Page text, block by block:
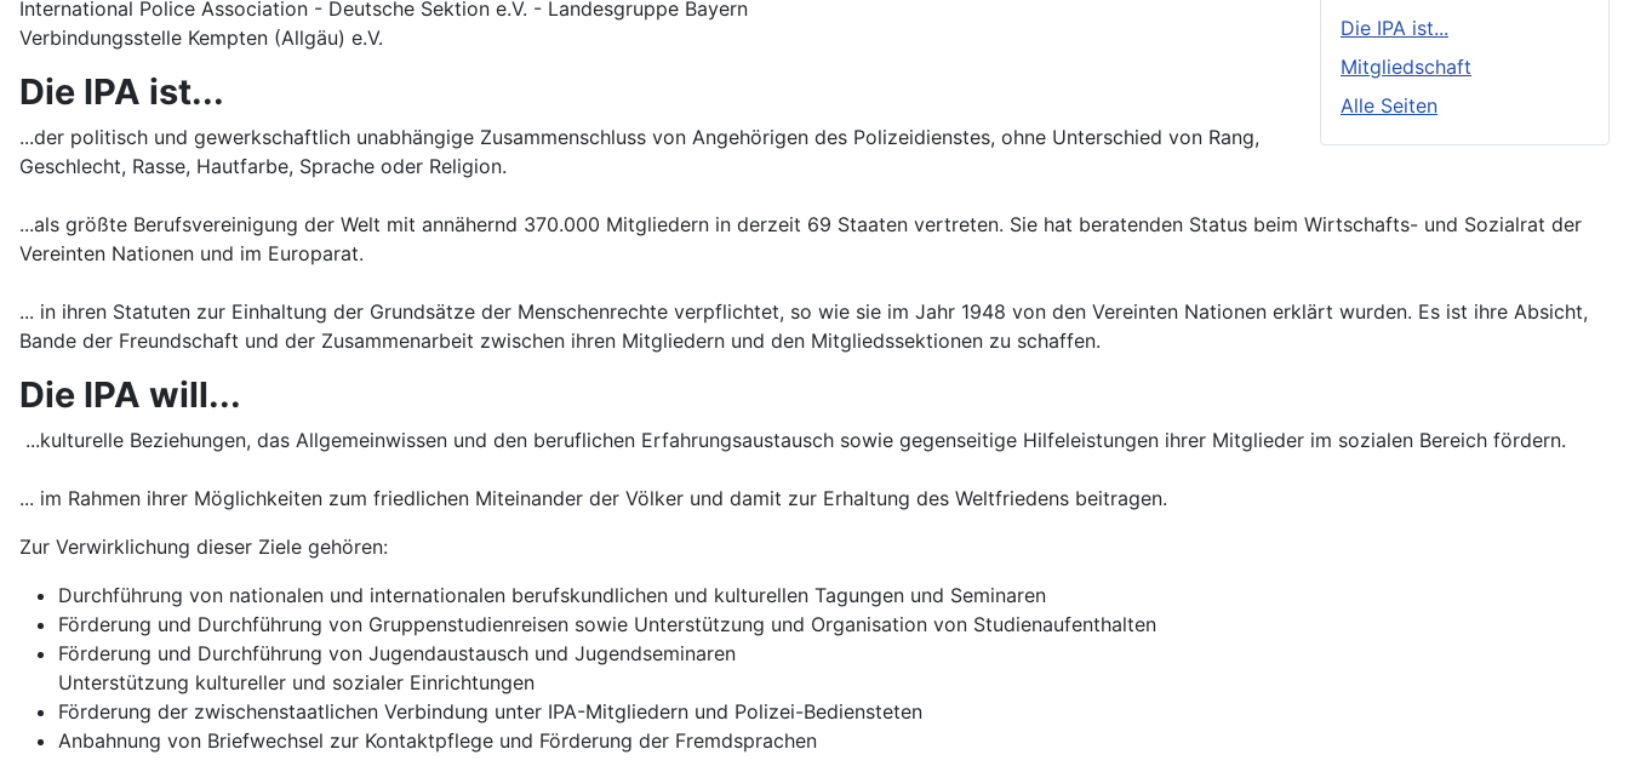
Die IPA ist...
Mitgliedschaft
Alle Seiten
International Police Association - Deutsche Sektion e.V. - Landesgruppe Bayern
Verbindungsstelle Kempten (Allgäu) e.V.
Die IPA ist...
...der politisch und gewerkschaftlich unabhängige Zusammenschluss von Angehörigen des Polizeidienstes, ohne Unterschied von Rang,
Geschlecht, Rasse, Hautfarbe, Sprache oder Religion.
...als größte Berufsvereinigung der Welt mit annähernd 370.000 Mitgliedern in derzeit 69 Staaten vertreten. Sie hat beratenden Status beim Wirtschafts- und Sozialrat der
Vereinten Nationen und im Europarat.
... in ihren Statuten zur Einhaltung der Grundsätze der Menschenrechte verpflichtet, so wie sie im Jahr 1948 von den Vereinten Nationen erklärt wurden. Es ist ihre Absicht,
Bande der Freundschaft und der Zusammenarbeit zwischen ihren Mitgliedern und den Mitgliedssektionen zu schaffen.
Die IPA will...
...kulturelle Beziehungen, das Allgemeinwissen und den beruflichen Erfahrungsaustausch sowie gegenseitige Hilfeleistungen ihrer Mitglieder im sozialen Bereich fördern.
... im Rahmen ihrer Möglichkeiten zum friedlichen Miteinander der Völker und damit zur Erhaltung des Weltfriedens beitragen.
Zur Verwirklichung dieser Ziele gehören:
Durchführung von nationalen und internationalen berufskundlichen und kulturellen Tagungen und Seminaren
Förderung und Durchführung von Gruppenstudienreisen sowie Unterstützung und Organisation von Studienaufenthalten
Förderung und Durchführung von Jugendaustausch und Jugendseminaren
Unterstützung kultureller und sozialer Einrichtungen
Förderung der zwischenstaatlichen Verbindung unter IPA-Mitgliedern und Polizei-Bediensteten
Anbahnung von Briefwechsel zur Kontaktpflege und Förderung der Fremdsprachen